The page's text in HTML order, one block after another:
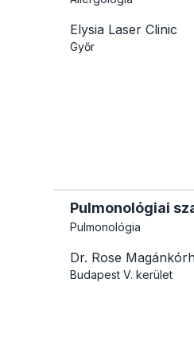
Elysia Laser Clinic
Győr
Pulmonológiai
Pulmonológia
Dr. Rose
Budapest V. kerület